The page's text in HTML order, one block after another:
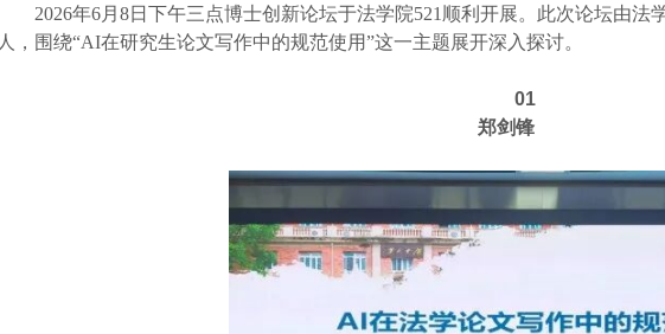
2026年6月8日下午三点博士创新论坛于法学院521顺利开展。此次论坛由
人，围绕“AI在研究生论文写作中的规范使用”这一主题展开深入探讨。
01
郑剑锋